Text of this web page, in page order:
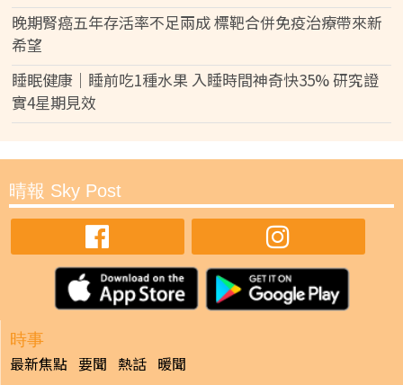
晚期腎癌五年存活率不足兩成 標靶合併免疫治療帶來新
希望
睡眠健康｜睡前吃1種水果 入睡時間神奇快35% 研究證
實4星期見效
晴報 Sky Post
時事
最新焦點 要聞 熱話 暖聞